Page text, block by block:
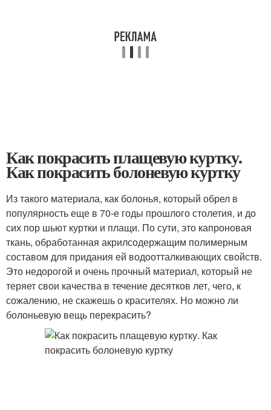
Как покрасить плащевую куртку.
Как покрасить болоневую куртку
Из такого материала, как болонья, который обрел в
популярность еще в 70-е годы прошлого столетия, и до
сих пор шьют куртки и плащи. По сути, это капроновая
ткань, обработанная акрилсодержащим полимерным
составом для придания ей водоотталкивающих свойств.
Это недорогой и очень прочный материал, который не
теряет свои качества в течение десятков лет, чего, к
сожалению, не скажешь о красителях. Но можно ли
болоньевую вещь перекрасить?